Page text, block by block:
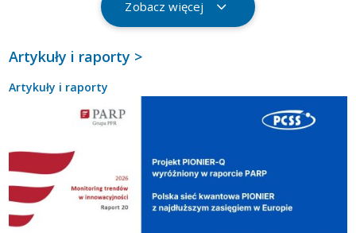
Zobacz więcej
Artykuły i raporty >
Artykuły i raporty